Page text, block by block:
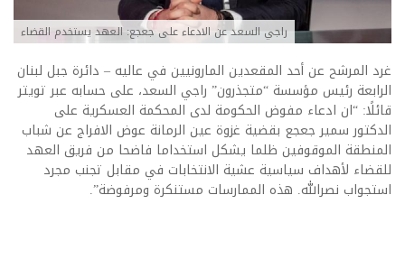
راجي السعد عن الادعاء على جعجع: العهد يستخدم القضاء
غرد المرشح عن أحد المقعدين المارونيين في عاليه – دائرة جبل لبنان
الرابعة رئيس مؤسسة “متجذرون” راجي السعد، على حسابه عبر تويتر
قائلًا: “ان ادعاء مفوض الحكومة لدى المحكمة العسكرية على
الدكتور سمير جعجع بقضية غزوة عين الرمانة عوض الافراج عن شباب
المنطقة الموقوفين ظلما يشكل استخداما فاضحا من فريق العهد
للقضاء لأهداف سياسية عشية الانتخابات في مقابل تجنب مجرد
استجواب نصرالله. هذه الممارسات مستنكرة ومرفوضة”.